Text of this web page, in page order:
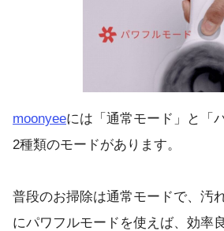
moonyeeには「通常モード」と「
2種類のモードがあります。
普段のお掃除は通常モードで、汚
にパワフルモードを使えば、効率